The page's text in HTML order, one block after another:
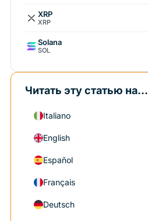
XRP
XRP
Solana
SOL
Читать эту статью на...
Italiano
English
Español
Français
Deutsch